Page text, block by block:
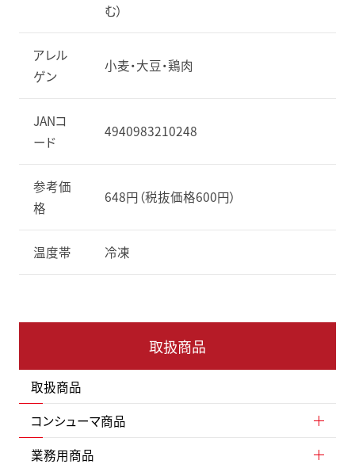
む）
アレル
ゲン
小麦・大豆・鶏肉
JANコ
ード
4940983210248
参考価
格
648円（税抜価格600円）
温度帯 冷凍
取扱商品
取扱商品
コンシューマ商品
業務用商品